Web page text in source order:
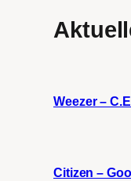
Weezer –
Citizen –